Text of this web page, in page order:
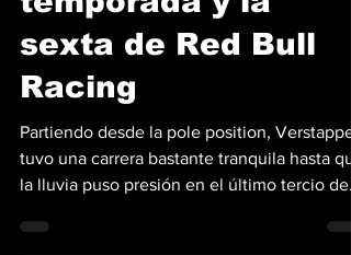
victoria de la
temporada y la
sexta de Red Bull
Racing
Partiendo desde la pole position,
tuvo una carrera bastante tranquila hasta